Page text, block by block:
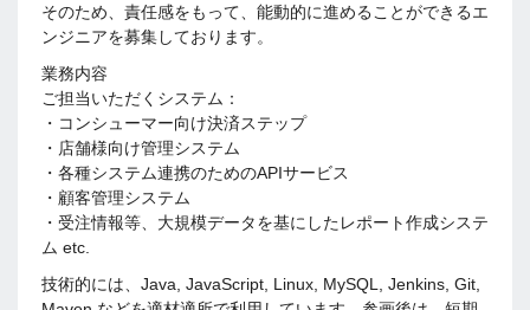
そのため、責任感をもって、能動的に進めることができるエ
ンジニアを募集しております。
業務内容
ご担当いただくシステム：
・コンシューマー向け決済ステップ
・店舗様向け管理システム
・各種システム連携のためのAPIサービス
・顧客管理システム
・受注情報等、大規模データを基にしたレポート作成システ
ム etc.
技術的には、Java, JavaScript, Linux, MySQL, Jenkins, Git,